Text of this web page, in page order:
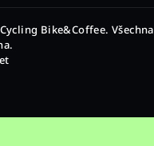
Bike&Coffee. Všechna